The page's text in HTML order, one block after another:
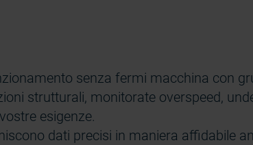
senza fermi macchina con
strutturali, monitorate overspeed,
esigenze.
dati precisi in maniera affidabile